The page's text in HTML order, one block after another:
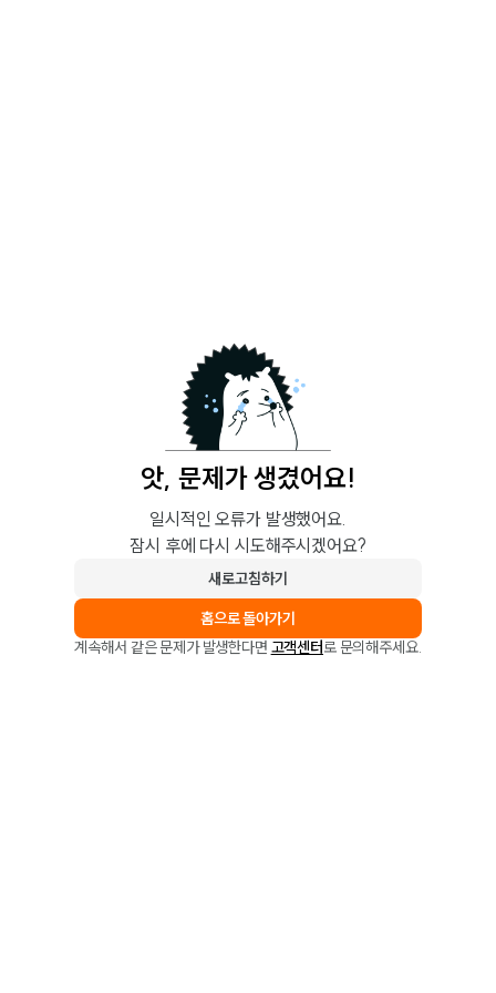
앗, 문제가 생겼어요!
일시적인 오류가 발생했어요.
잠시 후에 다시 시도해주시겠어요?
새로고침하기
홈으로 돌아가기
계속해서 같은 문제가 발생한다면 고객센터로 문의해주세요.